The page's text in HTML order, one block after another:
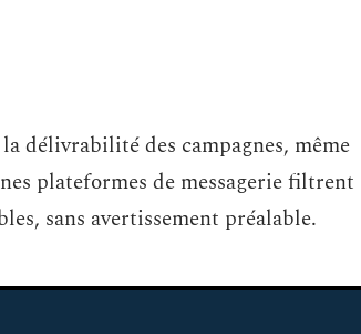
délivrabilité des campagnes, même
plateformes de messagerie filtrent
sans avertissement préalable.